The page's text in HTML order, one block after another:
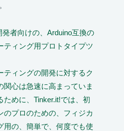
者向けの、Arduino互換の
ティング用プロトタイプツ
ティングの開発に対するク
関心は急速に高まっていま
めに、Tinker.it!では、初
のプロのための、フィジカ
用の、簡単で、何度でも使